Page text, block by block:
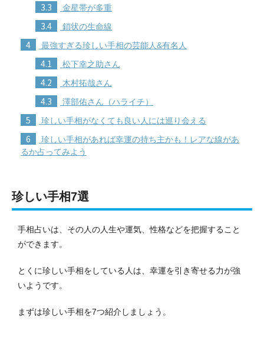
3.3 金星帯が多重
3.4 鎖状の生命線
4 最強すぎる珍しい手相の芸能人&有名人
4.1 松下幸之助さん
4.2 木村拓哉さん
4.3 澤部佑さん（ハライチ）
5 珍しい手相がなくても良い人には巡り会える
6
珍しい手相があれば幸運の持ち主かも！レアな線があ
るか占ってみよう
珍しい手相7選
手相占いは、その人の人生や運気、性格などを把握すること
ができます。
とくに珍しい手相をしている人は、幸運を引き寄せる力が強
いようです。
まずは珍しい手相を7つ紹介しましょう。